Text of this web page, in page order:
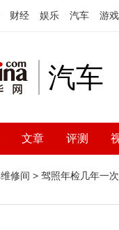
财经 娱乐 汽车 游戏
汽车
文章 评测
修间 > 驾照年检几年一次